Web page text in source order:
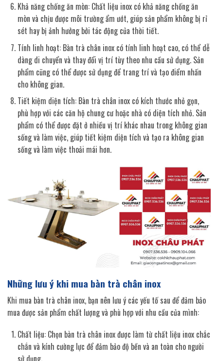
Khả năng chống ăn mòn: Chất liệu inox có khả năng chống ăn
mòn và chịu được môi trường ẩm ướt, giúp sản phẩm không bị rỉ
sét hay bị ảnh hưởng bởi tác động của thời tiết.
Tính linh hoạt: Bàn trà chân inox có tính linh hoạt cao, có thể dễ
dàng di chuyển và thay đổi vị trí tùy theo nhu cầu sử dụng. Sản
phẩm cũng có thể được sử dụng để trang trí và tạo điểm nhấn
cho không gian.
Tiết kiệm diện tích: Bàn trà chân inox có kích thước nhỏ gọn,
phù hợp với các căn hộ chung cư hoặc nhà có diện tích nhỏ. Sản
phẩm có thể được đặt ở nhiều vị trí khác nhau trong không gian
sống và làm việc, giúp tiết kiệm diện tích và tạo ra không gian
sống và làm việc thoải mái hơn.
Những lưu ý khi mua bàn trà chân inox
Khi mua bàn trà chân inox, bạn nên lưu ý các yếu tố sau để đảm bảo
mua được sản phẩm chất lượng và phù hợp với nhu cầu của mình:
Chất liệu: Chọn bàn trà chân inox được làm từ chất liệu inox chắc
chắn và kính cường lực để đảm bảo độ bền và an toàn cho người